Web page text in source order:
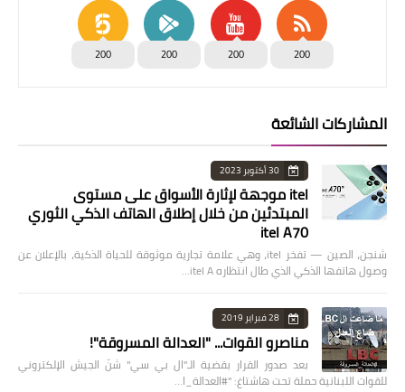
200
200
200
200
المشاركات الشائعة
30 أكتوبر 2023
itel موجهة لإثارة الأسواق على مستوى
المبتدئين من خلال إطلاق الهاتف الذكي الثوري
itel A70
شنجن، الصين — تفخر itel، وهي علامة تجارية موثوقة للحياة الذكية، بالإعلان عن
وصول هاتفها الذكي الذي طال انتظاره itel A…
28 فبراير 2019
مناصرو القوات... "العدالة المسروقة"!
بعد صدور القرار بقضية الـ"ال بي سي" شنّ الجيش الإلكتروني
للقوات اللبنانية حملة تحت هاشتاغ: "#العدالة_ا…